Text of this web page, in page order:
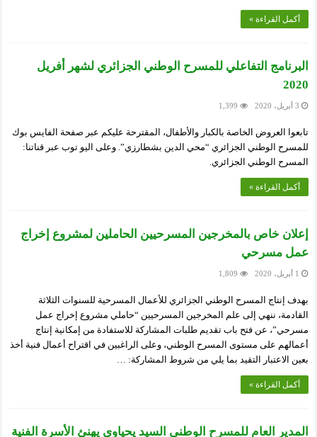
أكمل القراءة »
البرنامج التفاعلي للمسرح الوطني الجزائري لشهر أفريل
2020
3 أبريل، 2020 1,399
تابعوا العروض الخاصة بالكبار والأطفال، المقترحة عليكم عبر صفحة الفايس بوك
للمسرح الوطني الجزائري “محي الدين بشطارزي”. وعلى اليو توب عبر قناتنا:
المسرح الوطني الجزائري.
أكمل القراءة »
إعلان خاص بالمخرجين المسرحيين الحاملين لمشروع إخراج
عمل مسرحي
1 أبريل، 2020 1,809
بهدف إنتاج المسرح الوطني الجزائري للأعمال المسرحية للسنوات الثلاثة
القادمة، ننهي إلى علم المخرجين المسرحيين “حاملي مشروع إخراج عمل
مسرحي”، عن فتح باب تقديم طلبات المشاركة للاستفادة من إمكانية إنتاج
أعمالهم على مستوى المسرح الوطني، وعلى الراغبين في اقتراح أعمال فنية أخذ
بعين الاعتبار التقيد بما يلي من شروط المشاركة: …
أكمل القراءة »
المدير العام للمسرح الوطني السيد يحياوي يهنئ الأسرة الفنية